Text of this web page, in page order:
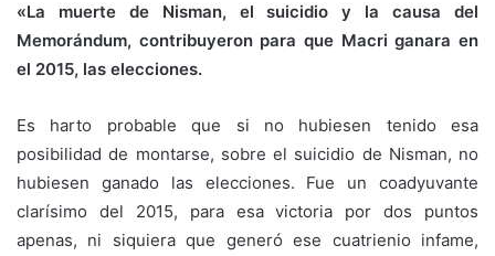
«La muerte de Nisman, el suicidio y la causa del
Memorándum, contribuyeron para que Macri ganara en
el 2015, las elecciones.
Es harto probable que si no hubiesen tenido esa
posibilidad de montarse, sobre el suicidio de Nisman, no
hubiesen ganado las elecciones. Fue un coadyuvante
clarísimo del 2015, para esa victoria por dos puntos
apenas, ni siquiera que generó ese cuatrienio infame,